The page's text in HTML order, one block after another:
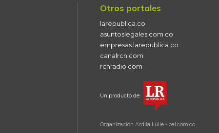
Otros portales
larepublica.co
asuntoslegales.com.co
empresas.larepublica.co
canalrcn.com
rcnradio.com
Un producto de:
Organización Ardila Lülle - oal.com.co